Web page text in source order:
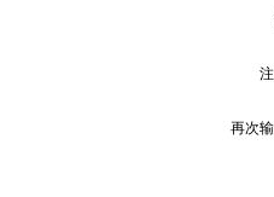
再次